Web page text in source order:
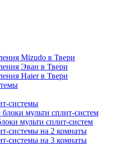
Mizudo в Твери
Эван в Твери
Haier в Твери
системы
мульти сплит-систем
мульти сплит-систем
системы на 2 комнаты
системы на 3 комнаты